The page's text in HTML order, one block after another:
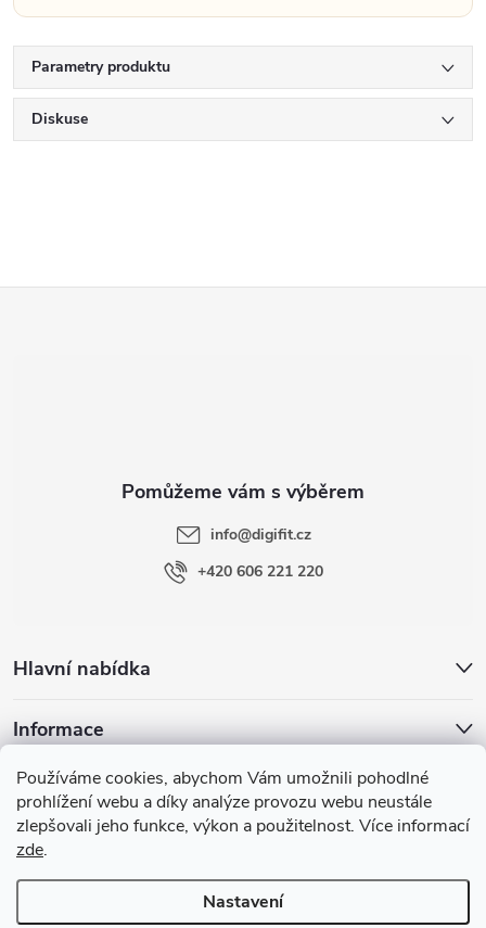
Používáme cookies, abychom Vám umožnili pohodlné
prohlížení webu a díky analýze provozu webu neustále
zlepšovali jeho funkce, výkon a použitelnost. Více informací
zde.
Nastavení
Parametry produktu
Diskuse
info@digifit.cz
+420 606 221 220
Hlavní nabídka
Informace
Blog